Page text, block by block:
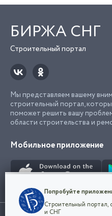
БИРЖА СНГ
Строительный портал
Мы представляем вашему
строительный портал,
поможет решить вашу
области строительства и
Мобильное приложение
Использование сайта, в том числе
Конфиденциальность
Мы используем файлы
наш сайт удобным для
Попробуйте
Строительный портал,
и СНГ